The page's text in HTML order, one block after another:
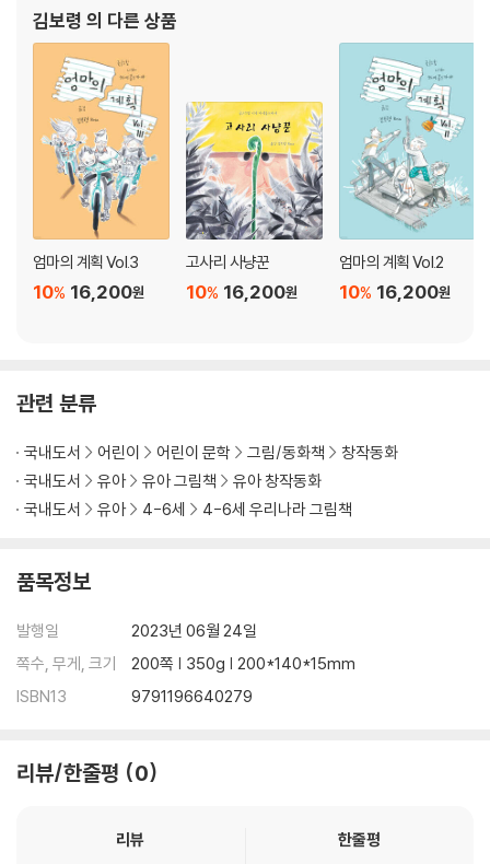
김보령 의 다른 상품
엄마의 계획 Vol.3
16,200원
10%
고사리 사냥꾼
16,200원
10%
엄마의 계획 Vol.2
16,200원
10%
관련 분류
국내도서 어린이 어린이 문학 그림/동화책
창작동화
국내도서
유아 유아 그림책
유아 창작동화
국내도서
유아 4-6세 4-6세 우리나라 그림책
품목정보
발행일
2023년 06월 24일
쪽수, 무게, 크기
200쪽 | 350g | 200*140*15mm
ISBN13
9791196640279
리뷰/한줄평 0
리뷰
한줄평